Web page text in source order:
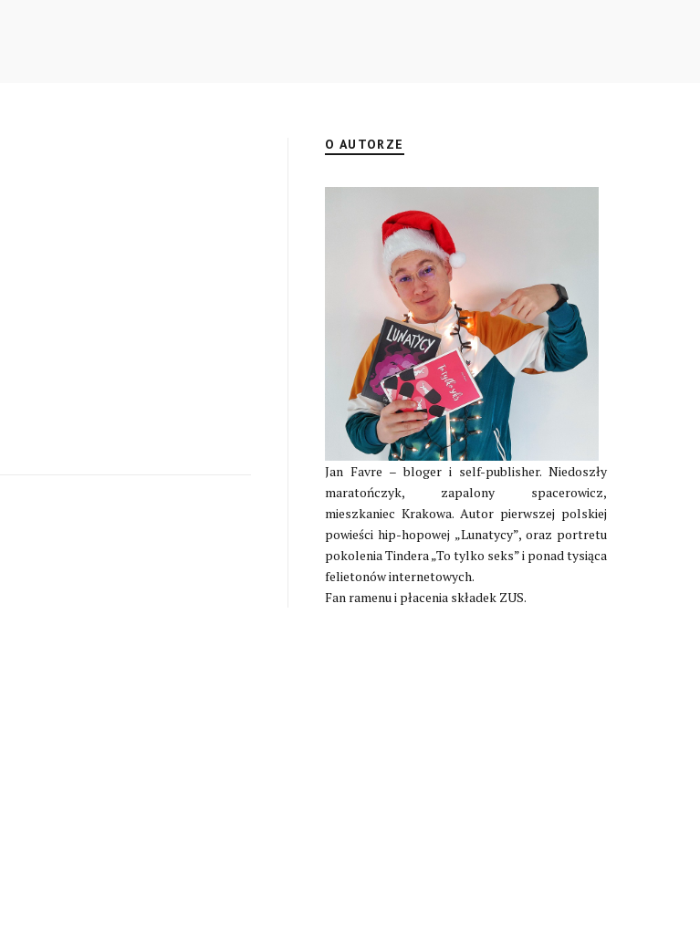
O AUTORZE
Jan Favre – bloger i self-publisher. Niedoszły
maratończyk, zapalony spacerowicz,
mieszkaniec Krakowa. Autor pierwszej polskiej
powieści hip-hopowej „Lunatycy”, oraz portretu
pokolenia Tindera„To tylko seks”i ponad tysiąca
felietonów internetowych.
Fan ramenu i płacenia składek ZUS.